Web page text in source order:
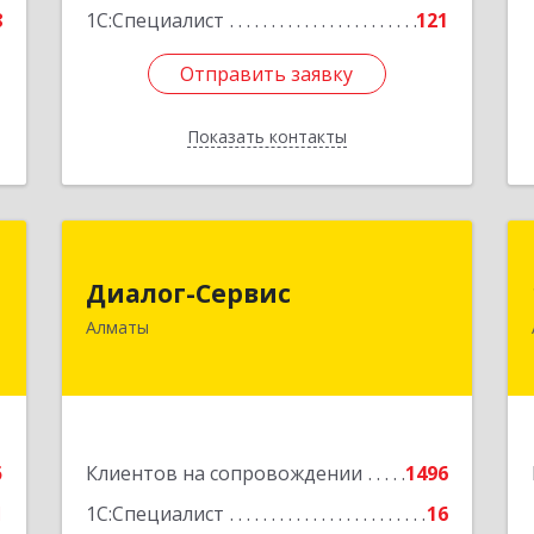
1С:Специалист
121
Отправить заявку
Показать контакты
Отправить заявку
Назад
Диалог-Сервис
Алматы
Клиентов на сопровождении
1496
1С:Специалист
16
050057, Республика Казахстан, г.
Алматы, ул. Мынбаева, 46/48, н.п.2
Подробнее